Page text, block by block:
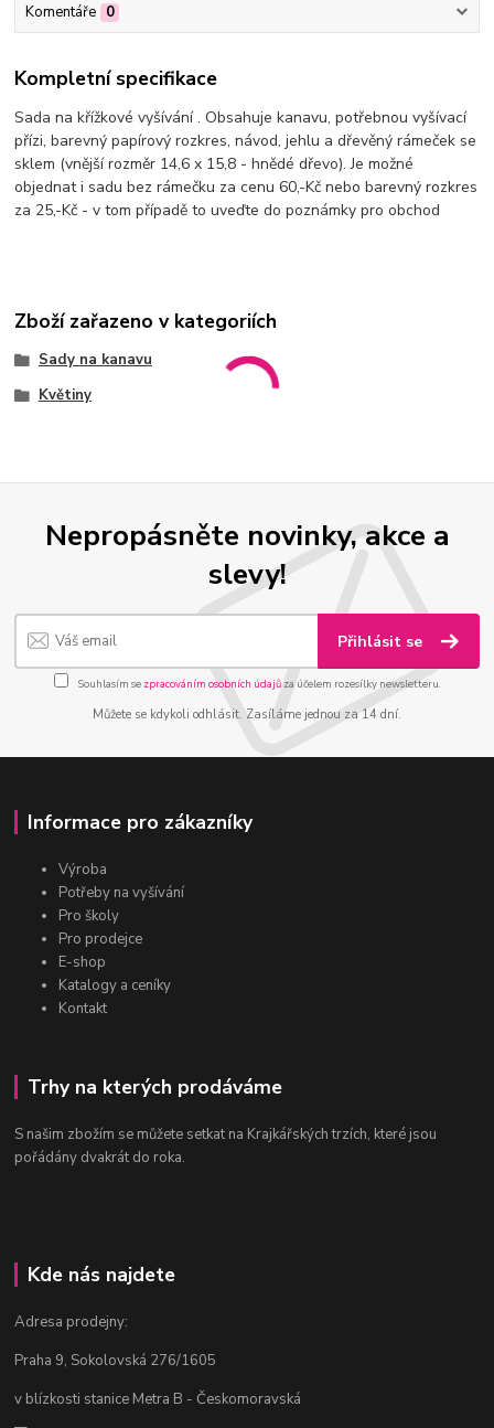
Komentáře 0
Kompletní specifikace
Sada na křížkové vyšívání . Obsahuje kanavu, potřebnou vyšívací
přízi, barevný papírový rozkres, návod, jehlu a dřevěný rámeček se
sklem (vnější rozměr 14,6 x 15,8 - hnědé dřevo). Je možné
objednat i sadu bez rámečku za cenu 60,-Kč nebo barevný rozkres
za 25,-Kč - v tom případě to uveďte do poznámky pro obchod
Zboží zařazeno v kategoriích
Sady na kanavu
Květiny
Nepropásněte novinky, akce a
slevy!
Přihlásit se
Souhlasím se zpracováním osobních údajůza účelem rozesílky newsletteru.
Můžete se kdykoli odhlásit. Zasíláme jednou za 14 dní.
Informace pro zákazníky
Výroba
Potřeby na vyšívání
Pro školy
Pro prodejce
E-shop
Katalogy a ceníky
Kontakt
Trhy na kterých prodáváme
S našim zbožím se můžete setkat na Krajkářských trzích, které jsou
pořádány dvakrát do roka.
Kde nás najdete
Adresa prodejny:
Praha 9, Sokolovská 276/1605
v blízkosti stanice Metra B - Českomoravská